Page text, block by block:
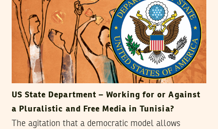
US State Department – Working for or Against
a Pluralistic and Free Media in Tunisia?
The agitation that a democratic model allows